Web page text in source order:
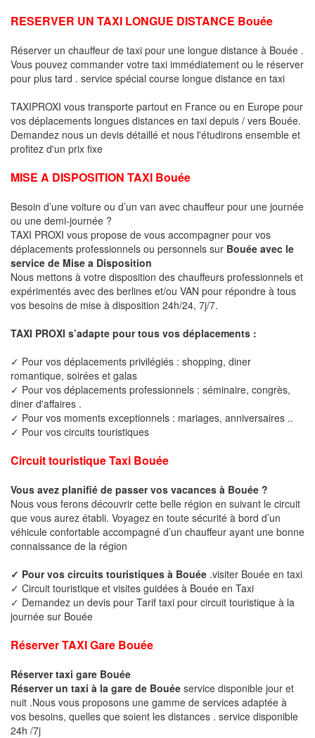
RESERVER UN TAXI LONGUE DISTANCE Bouée
Réserver un chauffeur de taxi pour une longue distance à Bouée .
Vous pouvez commander votre taxi immédiatement ou le réserver
pour plus tard . service spécial course longue distance en taxi
TAXIPROXI vous transporte partout en France ou en Europe pour
vos déplacements longues distances en taxi depuis / vers Bouée.
Demandez nous un devis détaillé et nous l'étudirons ensemble et
profitez d'un prix fixe
MISE A DISPOSITION TAXI Bouée
Besoin d’une voiture ou d’un van avec chauffeur pour une journée
ou une demi-journée ?
TAXI PROXI vous propose de vous accompagner pour vos
déplacements professionnels ou personnels sur Bouée avec le
service de Mise a Disposition
Nous mettons à votre disposition des chauffeurs professionnels et
expérimentés avec des berlines et/ou VAN pour répondre à tous
vos besoins de mise à disposition 24h/24, 7j/7.
TAXI PROXI s’adapte pour tous vos déplacements :
✓ Pour vos déplacements privilégiés : shopping, diner
romantique, soirées et galas
✓ Pour vos déplacements professionnels : séminaire, congrès,
diner d'affaires .
✓ Pour vos moments exceptionnels : mariages, anniversaires ..
✓ Pour vos circuits touristiques
Circuit touristique Taxi Bouée
Vous avez planifié de passer vos vacances à Bouée ?
Nous vous ferons découvrir cette belle région en suivant le circuit
que vous aurez établi. Voyagez en toute sécurité à bord d’un
véhicule confortable accompagné d’un chauffeur ayant une bonne
connaissance de la région
✓ Pour vos circuits touristiques à Bouée .visiter Bouée en taxi
✓ Circuit touristique et visites guidées à Bouée en Taxi
✓ Demandez un devis pour Tarif taxi pour circuit touristique à la
journée sur Bouée
Réserver TAXI Gare Bouée
Réserver taxi gare Bouée
Réserver un taxi à la gare de Bouée service disponible jour et
nuit .Nous vous proposons une gamme de services adaptée à
vos besoins, quelles que soient les distances . service disponible
24h /7j